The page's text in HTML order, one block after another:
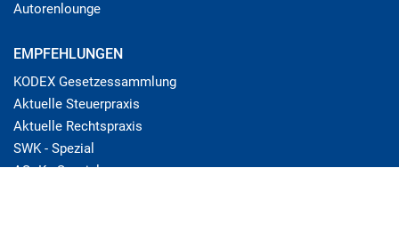
Autorenlounge
EMPFEHLUNGEN
KODEX Gesetzessammlung
Aktuelle Steuerpraxis
Aktuelle Rechtspraxis
SWK - Spezial
ASoK - Spezial